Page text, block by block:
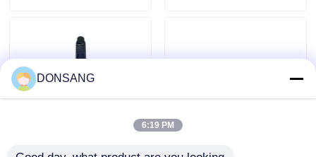
Permintaan Penawaran
Pemutus hidrolik excavator
DONSANG
6:19 PM